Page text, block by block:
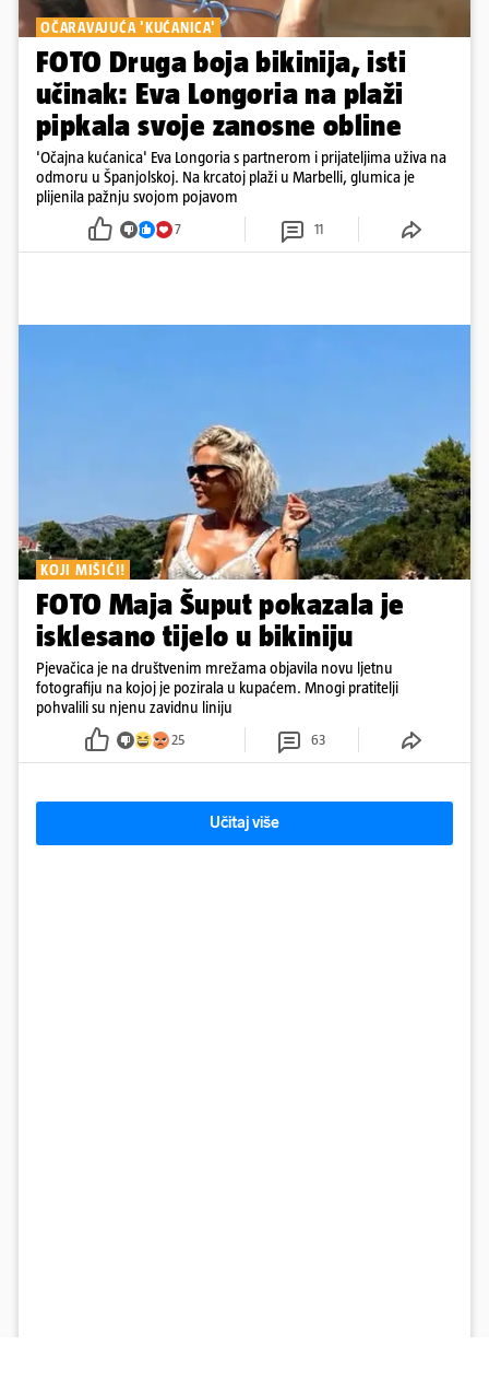
OČARAVAJUĆA 'KUĆANICA'
FOTO Druga boja bikinija, isti
učinak: Eva Longoria na plaži
pipkala svoje zanosne obline
'Očajna kućanica' Eva Longoria s partnerom i prijateljima uživa na
odmoru u Španjolskoj. Na krcatoj plaži u Marbelli, glumica je
plijenila pažnju svojom pojavom
7 11
KOJI MIŠIĆI!
FOTO Maja Šuput pokazala je
isklesano tijelo u bikiniju
Pjevačica je na društvenim mrežama objavila novu ljetnu
fotografiju na kojoj je pozirala u kupaćem. Mnogi pratitelji
pohvalili su njenu zavidnu liniju
25 63
Učitaj više